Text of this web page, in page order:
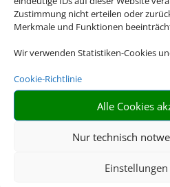
Zustimmung nicht erteilen oder
Merkmale und Funktionen
Wir verwenden Statistiken-Cookies
Cookie-Richtlinie
Alle Cookies
Nur technisch